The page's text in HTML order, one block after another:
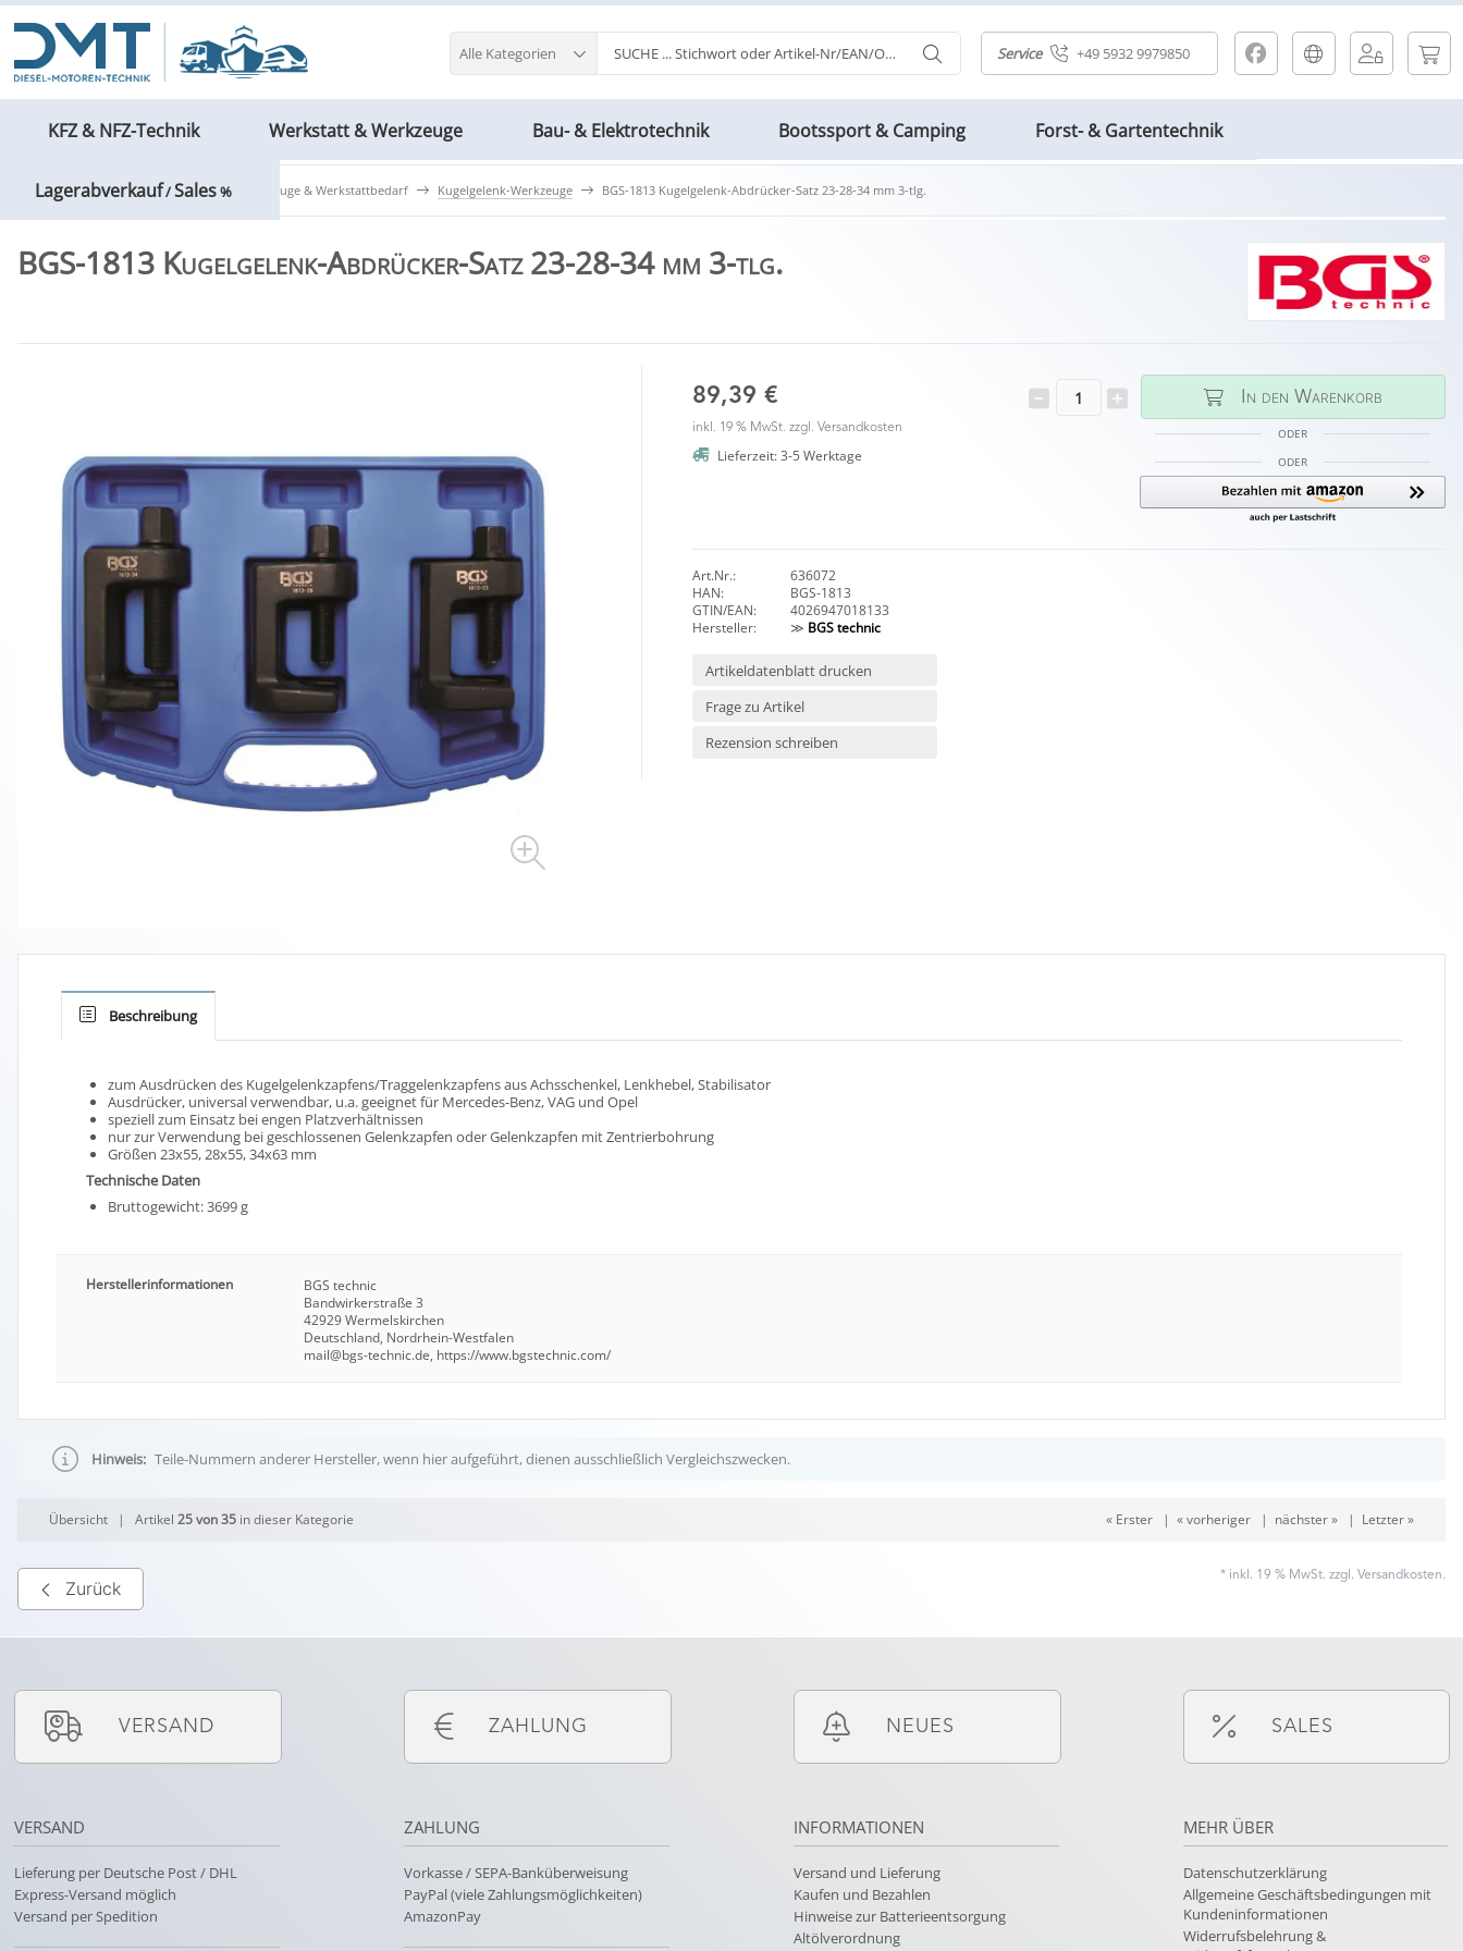
Service +49 5932 9979850
Alle Kategorien
KFZ & NFZ-Technik Werkstatt & Werkzeuge Bau- & Elektrotechnik Bootssport & Camping Forst- & Gartentechnik
Lagerabverkauf/Sales%
KFZ & NFZ-Technik Spezialwerkzeuge & Werkstattbedarf Kugelgelenk-Werkzeuge BGS-1813 Kugelgelenk-Abdrücker-Satz 23-28-34 mm 3-tlg.
BGS-1813 Kugelgelenk-Abdrücker-Satz 23-28-34 mm 3-tlg.
89,39 €
inkl. 19 % MwSt. zzgl. Versandkosten
Lieferzeit: 3-5 Werktage
In den Warenkorb
ODER
ODER
Art.Nr.:
636072
HAN:
BGS-1813
GTIN/EAN:
4026947018133
Hersteller:
≫ BGS technic
Artikeldatenblatt drucken
Frage zu Artikel
Rezension schreiben
Beschreibung
zum Ausdrücken des Kugelgelenkzapfens/Traggelenkzapfens aus Achsschenkel, Lenkhebel, Stabilisator
Ausdrücker, universal verwendbar, u.a. geeignet für Mercedes-Benz, VAG und Opel
speziell zum Einsatz bei engen Platzverhältnissen
nur zur Verwendung bei geschlossenen Gelenkzapfen oder Gelenkzapfen mit Zentrierbohrung
Größen 23x55, 28x55, 34x63 mm
Technische Daten
Bruttogewicht: 3699 g
Herstellerinformationen
BGS technic
Bandwirkerstraße 3
42929 Wermelskirchen
Deutschland, Nordrhein-Westfalen
mail@bgs-technic.de, https://www.bgstechnic.com/
Hinweis: Teile-Nummern anderer Hersteller, wenn hier aufgeführt, dienen ausschließlich Vergleichszwecken.
Übersicht | Artikel25 von 35 in dieser Kategorie « Erster| « vorheriger| nächster »| Letzter »
Zurück
* inkl. 19 % MwSt. zzgl. Versandkosten.
VERSAND
VERSAND
Lieferung per Deutsche Post / DHL
Express-Versand möglich
Versand per Spedition
ZAHLUNG
ZAHLUNG
Vorkasse / SEPA-Banküberweisung
PayPal (viele Zahlungsmöglichkeiten)
AmazonPay
NEUES
INFORMATIONEN
Versand und Lieferung
Kaufen und Bezahlen
Hinweise zur Batterieentsorgung
Altölverordnung
SALES
MEHR ÜBER
Datenschutzerklärung
Allgemeine Geschäftsbedingungen mit
Kundeninformationen
Widerrufsbelehrung &